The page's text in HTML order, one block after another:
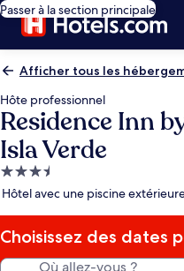
Passer à la section principale
Afficher tous les
Hôte professionnel
Residence Inn
Isla Verde
Hébergement
3.5 étoiles
Hôtel avec une piscine
Choisissez des dates
Où allez-vous ?